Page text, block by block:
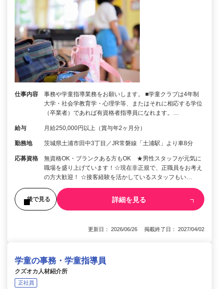
仕事内容
事務や学童指導業務をお願いします。 ■学童クラブは4年制
大学・社会学教育学・心理学等、またはそれに相応する学位
（卒業者）であれば有資格者指導員になれます。…
給与 月給250,000円以上（賞与年2ヶ月分）
勤務地 茨城県土浦市田中3丁目／JR常磐線「土浦駅」より車8分
応募資格
無資格OK・ブランクある方もOK ★男性スタッフが元気に
職場を盛り上げています！☆現在非正規で、正職員をお考え
の方大歓迎！ ☆接客経験を活かしているスタッフもい…
後で見る 詳細を見る
更新日： 2026/06/26 掲載終了日： 2027/04/02
学童の事務・学童指導員
クズオカ人材紹介所
正社員